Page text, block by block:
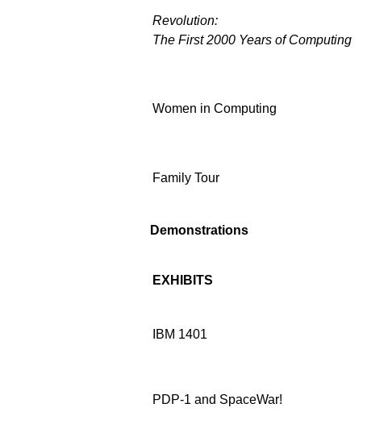
Revolution:
The First 2000 Years of Computing
Women in Computing
Family Tour
Demonstrations
EXHIBITS
IBM 1401
PDP-1 and SpaceWar!